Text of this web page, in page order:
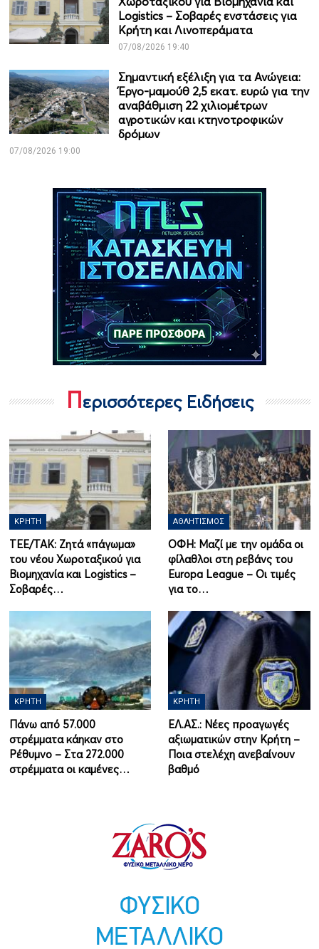
Logistics – Σοβαρές ενστάσεις για
Κρήτη και Λινοπεράματα
07/08/2026 19:40
Σημαντική εξέλιξη για τα Ανώγεια:
Έργο-μαμούθ 2,5 εκατ. ευρώ για την
αναβάθμιση 22 χιλιομέτρων
αγροτικών και κτηνοτροφικών
δρόμων
07/08/2026 19:00
Περισσότερες Ειδήσεις
ΚΡΉΤΗ
ΤΕΕ/ΤΑΚ: Ζητά «πάγωμα»
του νέου Χωροταξικού για
Βιομηχανία και Logistics –
Σοβαρές…
ΑΘΛΗΤΙΣΜΌΣ
ΟΦΗ: Μαζί με την ομάδα οι
φίλαθλοι στη ρεβάνς του
Europa League – Οι τιμές
για το…
ΚΡΉΤΗ
Πάνω από 57.000
στρέμματα κάηκαν στο
Ρέθυμνο – Στα 272.000
στρέμματα οι καμένες…
ΚΡΉΤΗ
ΕΛ.ΑΣ.: Νέες προαγωγές
αξιωματικών στην Κρήτη –
Ποια στελέχη ανεβαίνουν
βαθμό